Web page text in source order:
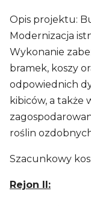
Opis projektu:
Modernizacja
Wykonanie
bramek, koszy
odpowiednich
kibiców, a
roślin
Szacunkowy
Rejon II: